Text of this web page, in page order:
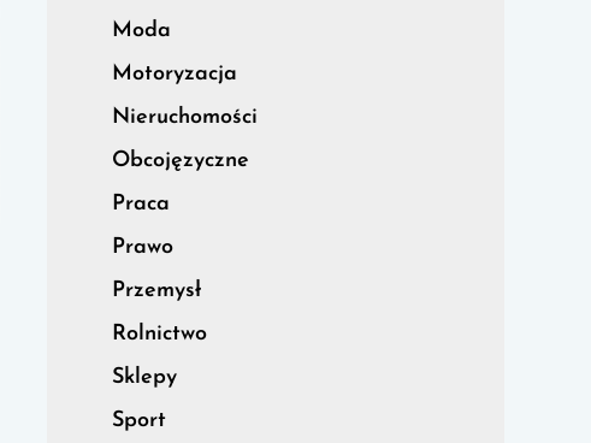
Moda
Motoryzacja
Nieruchomości
Obcojęzyczne
Praca
Prawo
Przemysł
Rolnictwo
Sklepy
Sport